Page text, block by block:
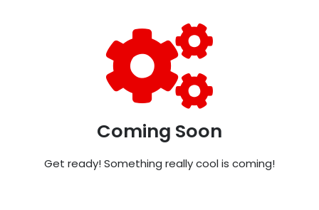
Coming Soon
Get ready! Something really cool is coming!